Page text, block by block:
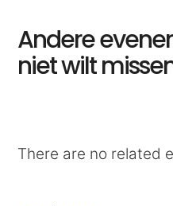
Andere
niet wilt
There are no related